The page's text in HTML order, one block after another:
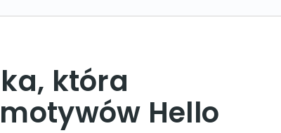
która
Hello